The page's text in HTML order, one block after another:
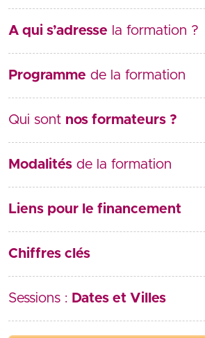
A qui s’adresse la formation ?
Programme de la formation
Qui sont nos formateurs ?
Modalités de la formation
Liens pour le financement
Chiffres clés
Sessions : Dates et Villes